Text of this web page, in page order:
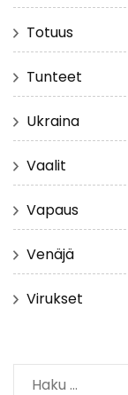
Totuus
Tunteet
Ukraina
Vaalit
Vapaus
Venäjä
Virukset
Haku: